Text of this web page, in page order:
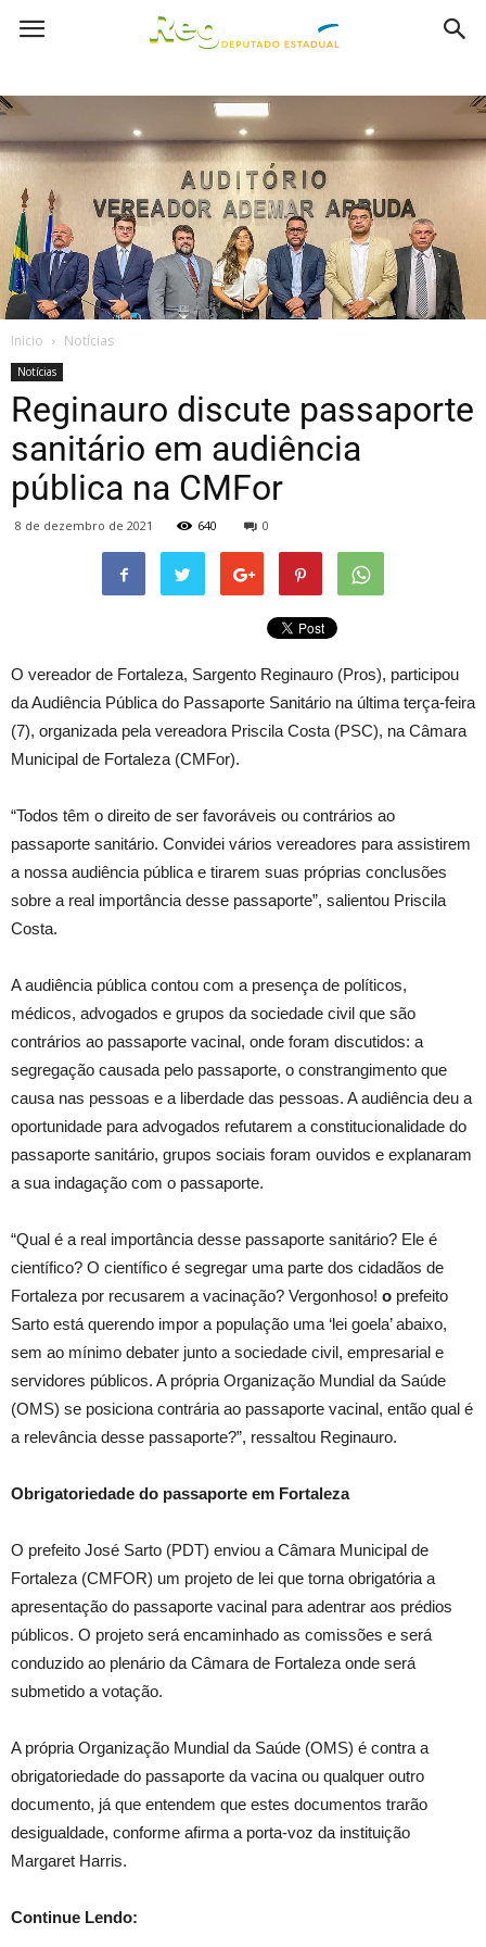
Inicio Notícias
Notícias
Reginauro discute passaporte
sanitário em audiência
pública na CMFor
8 de dezembro de 2021 640 0
O vereador de Fortaleza, Sargento Reginauro (Pros), participou
da Audiência Pública do Passaporte Sanitário na última terça-feira
(7), organizada pela vereadora Priscila Costa (PSC), na Câmara
Municipal de Fortaleza (CMFor).
“Todos têm o direito de ser favoráveis ou contrários ao
passaporte sanitário. Convidei vários vereadores para assistirem
a nossa audiência pública e tirarem suas próprias conclusões
sobre a real importância desse passaporte”, salientou Priscila
Costa.
A audiência pública contou com a presença de políticos,
médicos, advogados e grupos da sociedade civil que são
contrários ao passaporte vacinal, onde foram discutidos: a
segregação causada pelo passaporte, o constrangimento que
causa nas pessoas e a liberdade das pessoas. A audiência deu a
oportunidade para advogados refutarem a constitucionalidade do
passaporte sanitário, grupos sociais foram ouvidos e explanaram
a sua indagação com o passaporte.
“Qual é a real importância desse passaporte sanitário? Ele é
científico? O científico é segregar uma parte dos cidadãos de
Fortaleza por recusarem a vacinação? Vergonhoso! o prefeito
Sarto está querendo impor a população uma ‘lei goela’ abaixo,
sem ao mínimo debater junto a sociedade civil, empresarial e
servidores públicos. A própria Organização Mundial da Saúde
(OMS) se posiciona contrária ao passaporte vacinal, então qual é
a relevância desse passaporte?”, ressaltou Reginauro.
Obrigatoriedade do passaporte em Fortaleza
O prefeito José Sarto (PDT) enviou a Câmara Municipal de
Fortaleza (CMFOR) um projeto de lei que torna obrigatória a
apresentação do passaporte vacinal para adentrar aos prédios
públicos. O projeto será encaminhado as comissões e será
conduzido ao plenário da Câmara de Fortaleza onde será
submetido a votação.
A própria Organização Mundial da Saúde (OMS) é contra a
obrigatoriedade do passaporte da vacina ou qualquer outro
documento, já que entendem que estes documentos trarão
desigualdade, conforme afirma a porta-voz da instituição
Margaret Harris.
Continue Lendo: